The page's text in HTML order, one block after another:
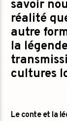
savoir
réalité
autre
la
cultures
Le conte et la